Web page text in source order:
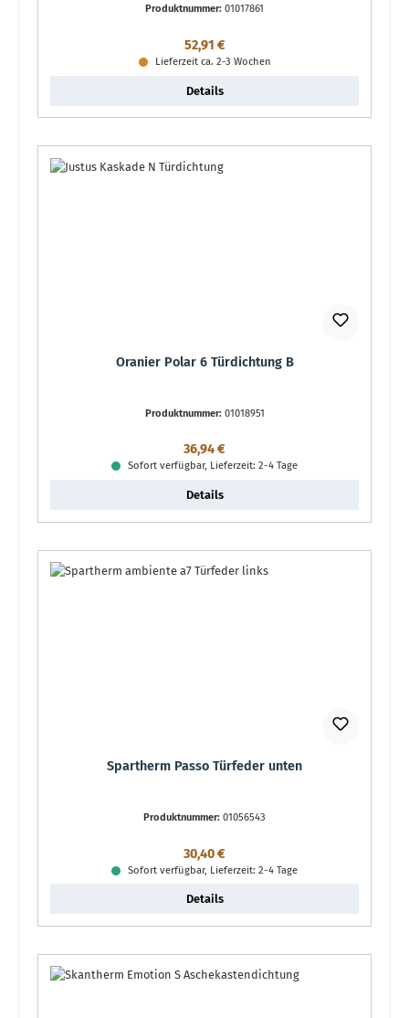
Produktnummer: 01017861
Regulärer Preis:
52,91 €
Lieferzeit ca. 2-3 Wochen
Details
Oranier Polar 6 Türdichtung B
Produktnummer: 01018951
Regulärer Preis:
36,94 €
Sofort verfügbar, Lieferzeit: 2-4 Tage
Details
Spartherm Passo Türfeder unten
Produktnummer: 01056543
Regulärer Preis:
30,40 €
Sofort verfügbar, Lieferzeit: 2-4 Tage
Details